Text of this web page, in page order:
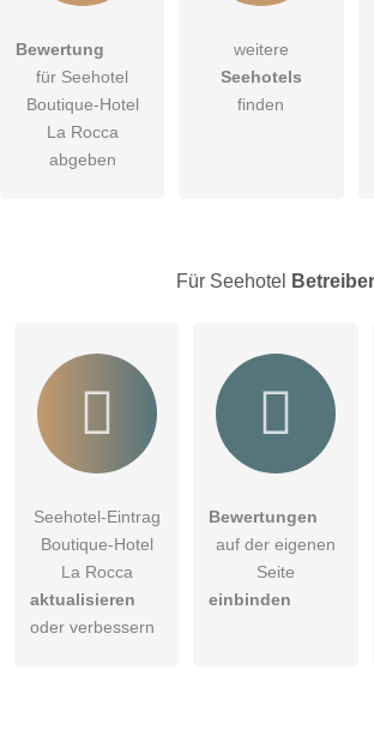
DieDatenschutzerklärung habe ich zur
öffentliche Frage stellen
Seehotel-Eintrag zu stellen.
Bewertung
für Seehotel
Boutique-Hotel
La Rocca
abgeben
weitere
Seehotels
finden
Für Seehotel Betreiber
Seehotel-Eintrag
Boutique-Hotel
La Rocca
aktualisieren
oder verbessern
Bewertungen
auf der eigenen
Seite
einbinden